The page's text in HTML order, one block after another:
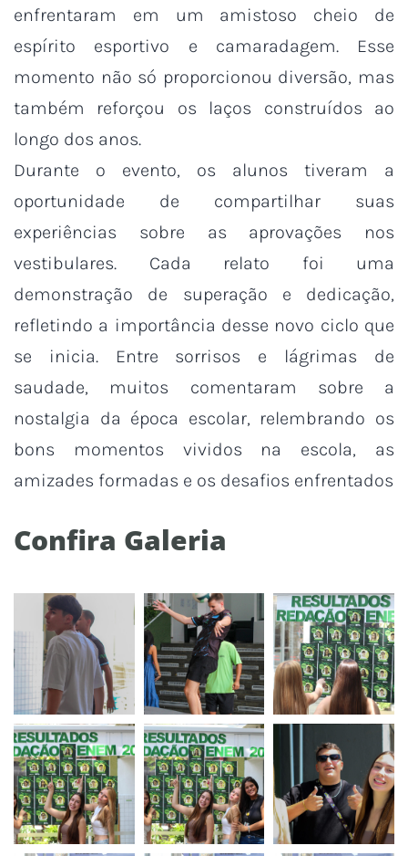
enfrentaram em um amistoso cheio de
espírito esportivo e camaradagem. Esse
momento não só proporcionou diversão, mas
também reforçou os laços construídos ao
longo dos anos.
Durante o evento, os alunos tiveram a
oportunidade de compartilhar suas
experiências sobre as aprovações nos
vestibulares. Cada relato foi uma
demonstração de superação e dedicação,
refletindo a importância desse novo ciclo que
se inicia. Entre sorrisos e lágrimas de
saudade, muitos comentaram sobre a
nostalgia da época escolar, relembrando os
bons momentos vividos na escola, as
amizades formadas e os desafios enfrentados
Confira Galeria